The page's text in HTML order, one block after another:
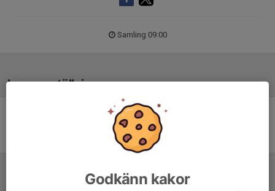
Samling 09:00
Laguppställning
Ingen uppställning ifylld
Godkänn kakor